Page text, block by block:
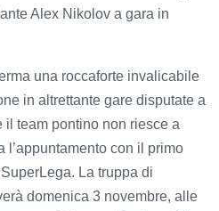
Alex Nikolov a gara in
una roccaforte invalicabile
in altrettante gare disputate a
team pontino non riesce a
l’appuntamento con il primo
La truppa di
domenica 3 novembre, alle